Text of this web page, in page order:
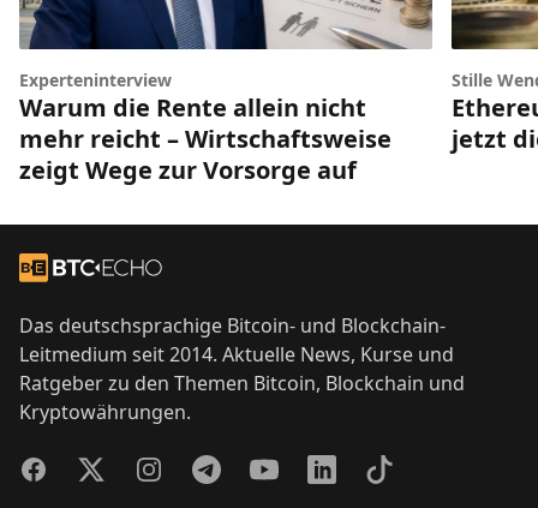
Experteninterview
Warum die Rente allein nicht
mehr reicht – Wirtschaftsweise
zeigt Wege zur Vorsorge auf
Stille
jetzt
Zur Startseite
Das deutschsprachige Bitcoin- und Blockchain-
Leitmedium seit 2014. Aktuelle News, Kurse und
Ratgeber zu den Themen Bitcoin, Blockchain und
Kryptowährungen.
FacebookTwitterInstagramTelegramYouTubeLinkedInTikTok